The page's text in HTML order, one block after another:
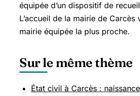
équipée d’un dispositif de
L’accueil de la mairie de Carcès
mairie équipée la plus proche.
Sur le même thème
État civil à Carcès :